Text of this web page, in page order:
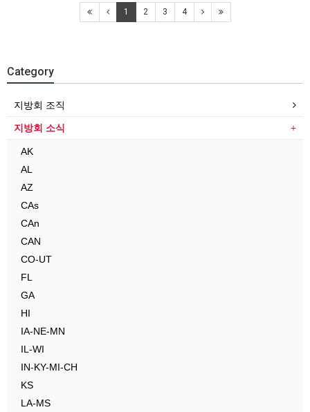
1 2 3 4
Category
지방회 조직
지방회 소식
AK
AL
AZ
CAs
CAn
CAN
CO-UT
FL
GA
HI
IA-NE-MN
IL-WI
IN-KY-MI-CH
KS
LA-MS